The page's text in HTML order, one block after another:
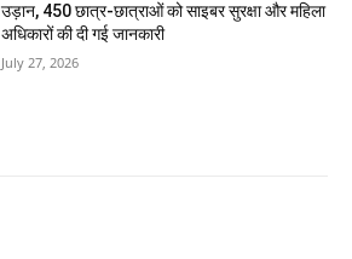
उड़ान, 450 छात्र-छात्राओं को साइबर सुरक्षा और महिला
अधिकारों की दी गई जानकारी
July 27, 2026